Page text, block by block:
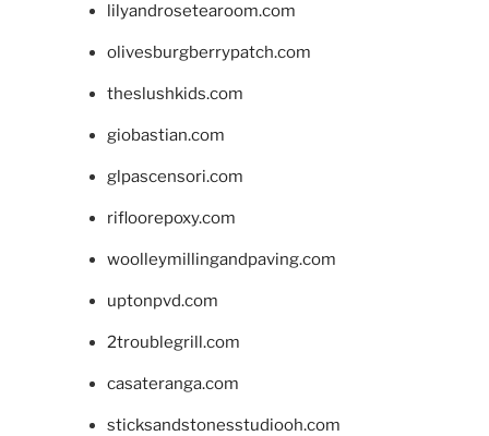
lilyandrosetearoom.com
olivesburgberrypatch.com
theslushkids.com
giobastian.com
glpascensori.com
rifloorepoxy.com
woolleymillingandpaving.com
uptonpvd.com
2troublegrill.com
casateranga.com
sticksandstonesstudiooh.com